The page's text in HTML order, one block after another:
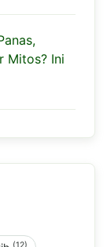
Mitos? Ini
(12)